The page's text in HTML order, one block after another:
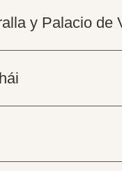
y Palacio de